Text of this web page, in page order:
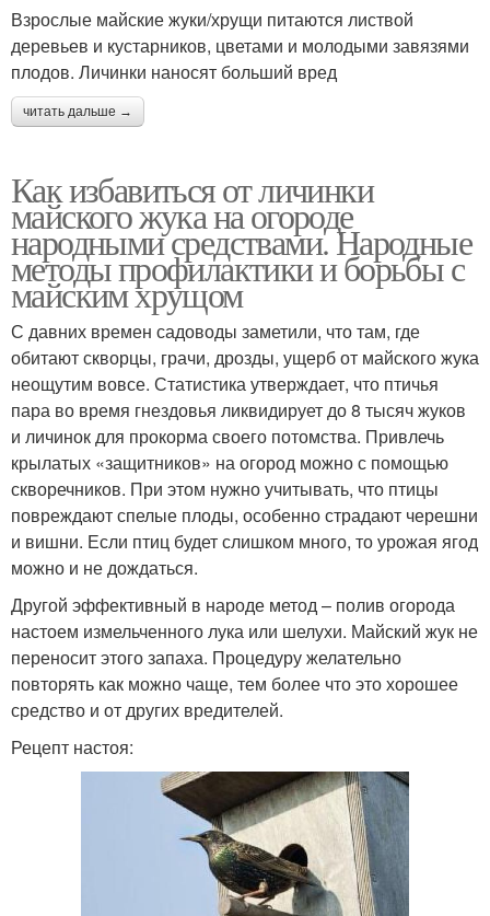
Взрослые майские жуки/хрущи питаются листвой
деревьев и кустарников, цветами и молодыми завязями
плодов. Личинки наносят больший вред
читать дальше →
Как избавиться от личинки
майского жука на огороде
народными средствами. Народные
методы профилактики и борьбы с
майским хрущом
С давних времен садоводы заметили, что там, где
обитают скворцы, грачи, дрозды, ущерб от майского жука
неощутим вовсе. Статистика утверждает, что птичья
пара во время гнездовья ликвидирует до 8 тысяч жуков
и личинок для прокорма своего потомства. Привлечь
крылатых «защитников» на огород можно с помощью
скворечников. При этом нужно учитывать, что птицы
повреждают спелые плоды, особенно страдают черешни
и вишни. Если птиц будет слишком много, то урожая ягод
можно и не дождаться.
Другой эффективный в народе метод – полив огорода
настоем измельченного лука или шелухи. Майский жук не
переносит этого запаха. Процедуру желательно
повторять как можно чаще, тем более что это хорошее
средство и от других вредителей.
Рецепт настоя: